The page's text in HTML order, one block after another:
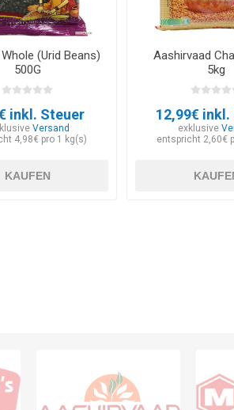
(Urid Beans)
500G
inkl. Steuer
Versand
4,98€ pro 1 kg(s)
KAUFEN
Aashirvaad
5kg
12,99€
exklusive
entspricht 2,60€